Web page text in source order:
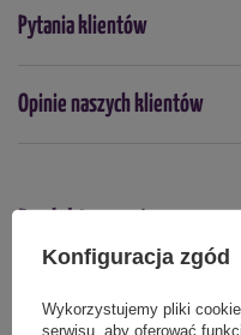
ok. 5 m
Symbol
4000159088634
nie
kwiecień maj czerwiec
Pytania klientów
Opinie naszych klientów
Konfiguracja zgód
Wykorzystujemy pliki
serwisu, aby oferować